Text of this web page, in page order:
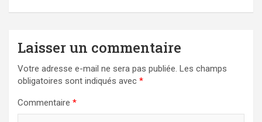
Laisser un commentaire
Votre adresse e-mail ne sera pas publiée. Les champs
obligatoires sont indiqués avec *
Commentaire *